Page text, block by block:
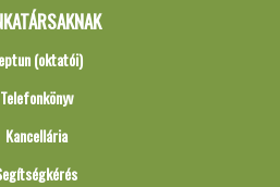
(oktatói)
Telefonkönyv
Kancellária